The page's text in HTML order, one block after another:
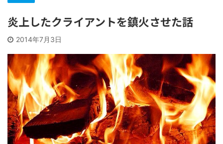
炎上したクライアントを鎮火させた話
2014年7月3日